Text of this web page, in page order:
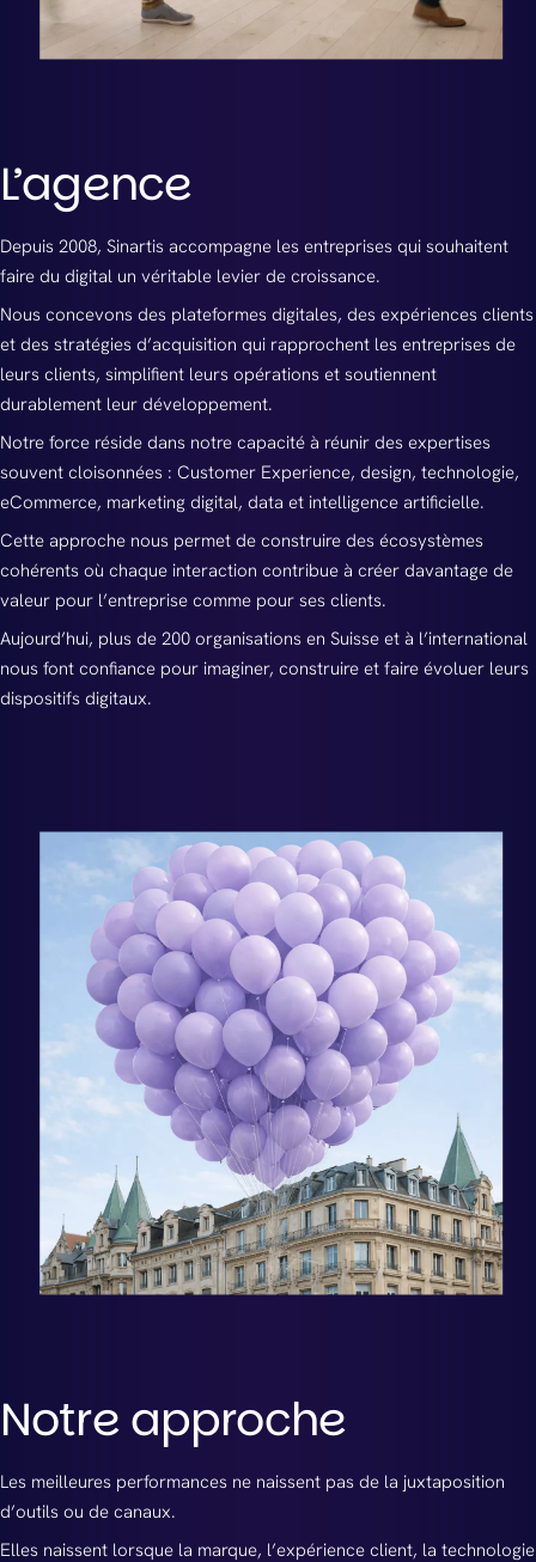
L’agence
Depuis 2008, Sinartis accompagne les entreprises qui souhaitent
faire du digital un véritable levier de croissance.
Nous concevons des plateformes digitales, des expériences clients
et des stratégies d’acquisition qui rapprochent les entreprises de
leurs clients, simplifient leurs opérations et soutiennent
durablement leur développement.
Notre force réside dans notre capacité à réunir des expertises
souvent cloisonnées : Customer Experience, design, technologie,
eCommerce, marketing digital, data et intelligence artificielle.
Cette approche nous permet de construire des écosystèmes
cohérents où chaque interaction contribue à créer davantage de
valeur pour l’entreprise comme pour ses clients.
Aujourd’hui, plus de 200 organisations en Suisse et à l’international
nous font confiance pour imaginer, construire et faire évoluer leurs
dispositifs digitaux.
Notre approche
Les meilleures performances ne naissent pas de la juxtaposition
d’outils ou de canaux.
Elles naissent lorsque la marque, l’expérience client, la technologie